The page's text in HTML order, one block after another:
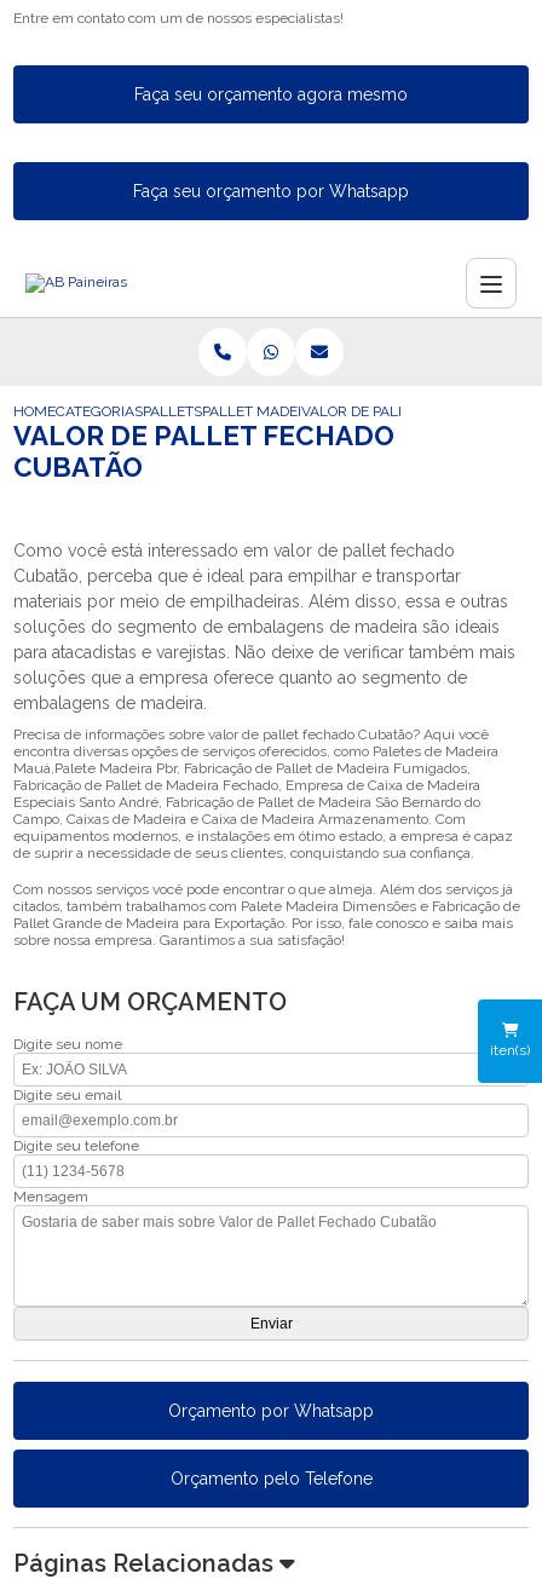
Entre em contato com um de nossos especialistas!
Faça seu orçamento agora mesmo
Faça seu orçamento por Whatsapp
iten(s)
HOMECATEGORIASPALLETSPALLET MADEIRA FECHADOVALOR DE PALLET FECHADO
VALOR DE PALLET FECHADO
CUBATÃO
Como você está interessado em valor de pallet fechado
Cubatão, perceba que é ideal para empilhar e transportar
materiais por meio de empilhadeiras. Além disso, essa e outras
soluções do segmento de embalagens de madeira são ideais
para atacadistas e varejistas. Não deixe de verificar também mais
soluções que a empresa oferece quanto ao segmento de
embalagens de madeira.
Precisa de informações sobre valor de pallet fechado Cubatão? Aqui você
encontra diversas opções de serviços oferecidos, como Paletes de Madeira
Mauá,Palete Madeira Pbr, Fabricação de Pallet de Madeira Fumigados,
Fabricação de Pallet de Madeira Fechado, Empresa de Caixa de Madeira
Especiais Santo André, Fabricação de Pallet de Madeira São Bernardo do
Campo, Caixas de Madeira e Caixa de Madeira Armazenamento. Com
equipamentos modernos, e instalações em ótimo estado, a empresa é capaz
de suprir a necessidade de seus clientes, conquistando sua confiança.
Com nossos serviços você pode encontrar o que almeja. Além dos serviços já
citados, também trabalhamos com Palete Madeira Dimensões e Fabricação de
Pallet Grande de Madeira para Exportação. Por isso, fale conosco e saiba mais
sobre nossa empresa. Garantimos a sua satisfação!
FAÇA UM ORÇAMENTO
Digite seu nome
Digite seu email
Digite seu telefone
Mensagem
Orçamento por Whatsapp
Orçamento pelo Telefone
Páginas Relacionadas